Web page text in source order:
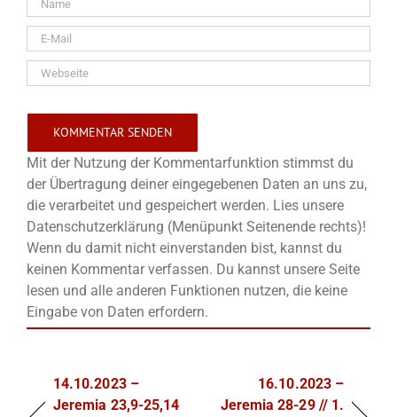
Mit der Nutzung der Kommentarfunktion stimmst du
der Übertragung deiner eingegebenen Daten an uns zu,
die verarbeitet und gespeichert werden. Lies unsere
Datenschutzerklärung (Menüpunkt Seitenende rechts)!
Wenn du damit nicht einverstanden bist, kannst du
keinen Kommentar verfassen. Du kannst unsere Seite
lesen und alle anderen Funktionen nutzen, die keine
Eingabe von Daten erfordern.
14.10.2023 –
Jeremia 23,9-25,14
16.10.2023 –
Jeremia 28-29 // 1.